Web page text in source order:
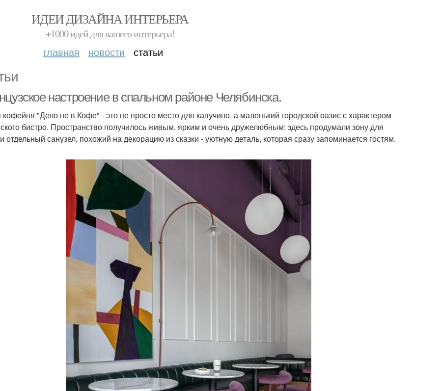
ИДЕИ ДИЗАЙНА ИНТЕРЬЕРА
+1000 идей для вашего интерьера!
главная новости статьи
настроение в спальном районе Челябинска.
"Дело не в Кофе" - это не просто место для капучино, а маленький городской оазис с характером
бистро. Пространство получилось живым, ярким и очень дружелюбным: здесь продумали зону для
отдельный санузел, похожий на декорацию из сказки - уютную деталь, которая сразу запоминается гостям.